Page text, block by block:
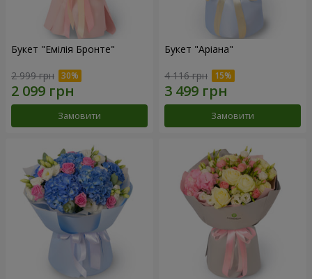
Букет "Емілія Бронте"
2 999 грн
Замовити
Букет "Аріана"
4 116 грн
Замовити